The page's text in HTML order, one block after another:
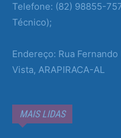
Telefone: (82) 98855-
Técnico);
Endereço: Rua
Vista, ARAPIRACA-AL
MAIS LIDAS